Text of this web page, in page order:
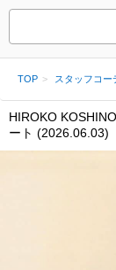
TOP スタッフコー
HIROKO
ート (2026.06.03)